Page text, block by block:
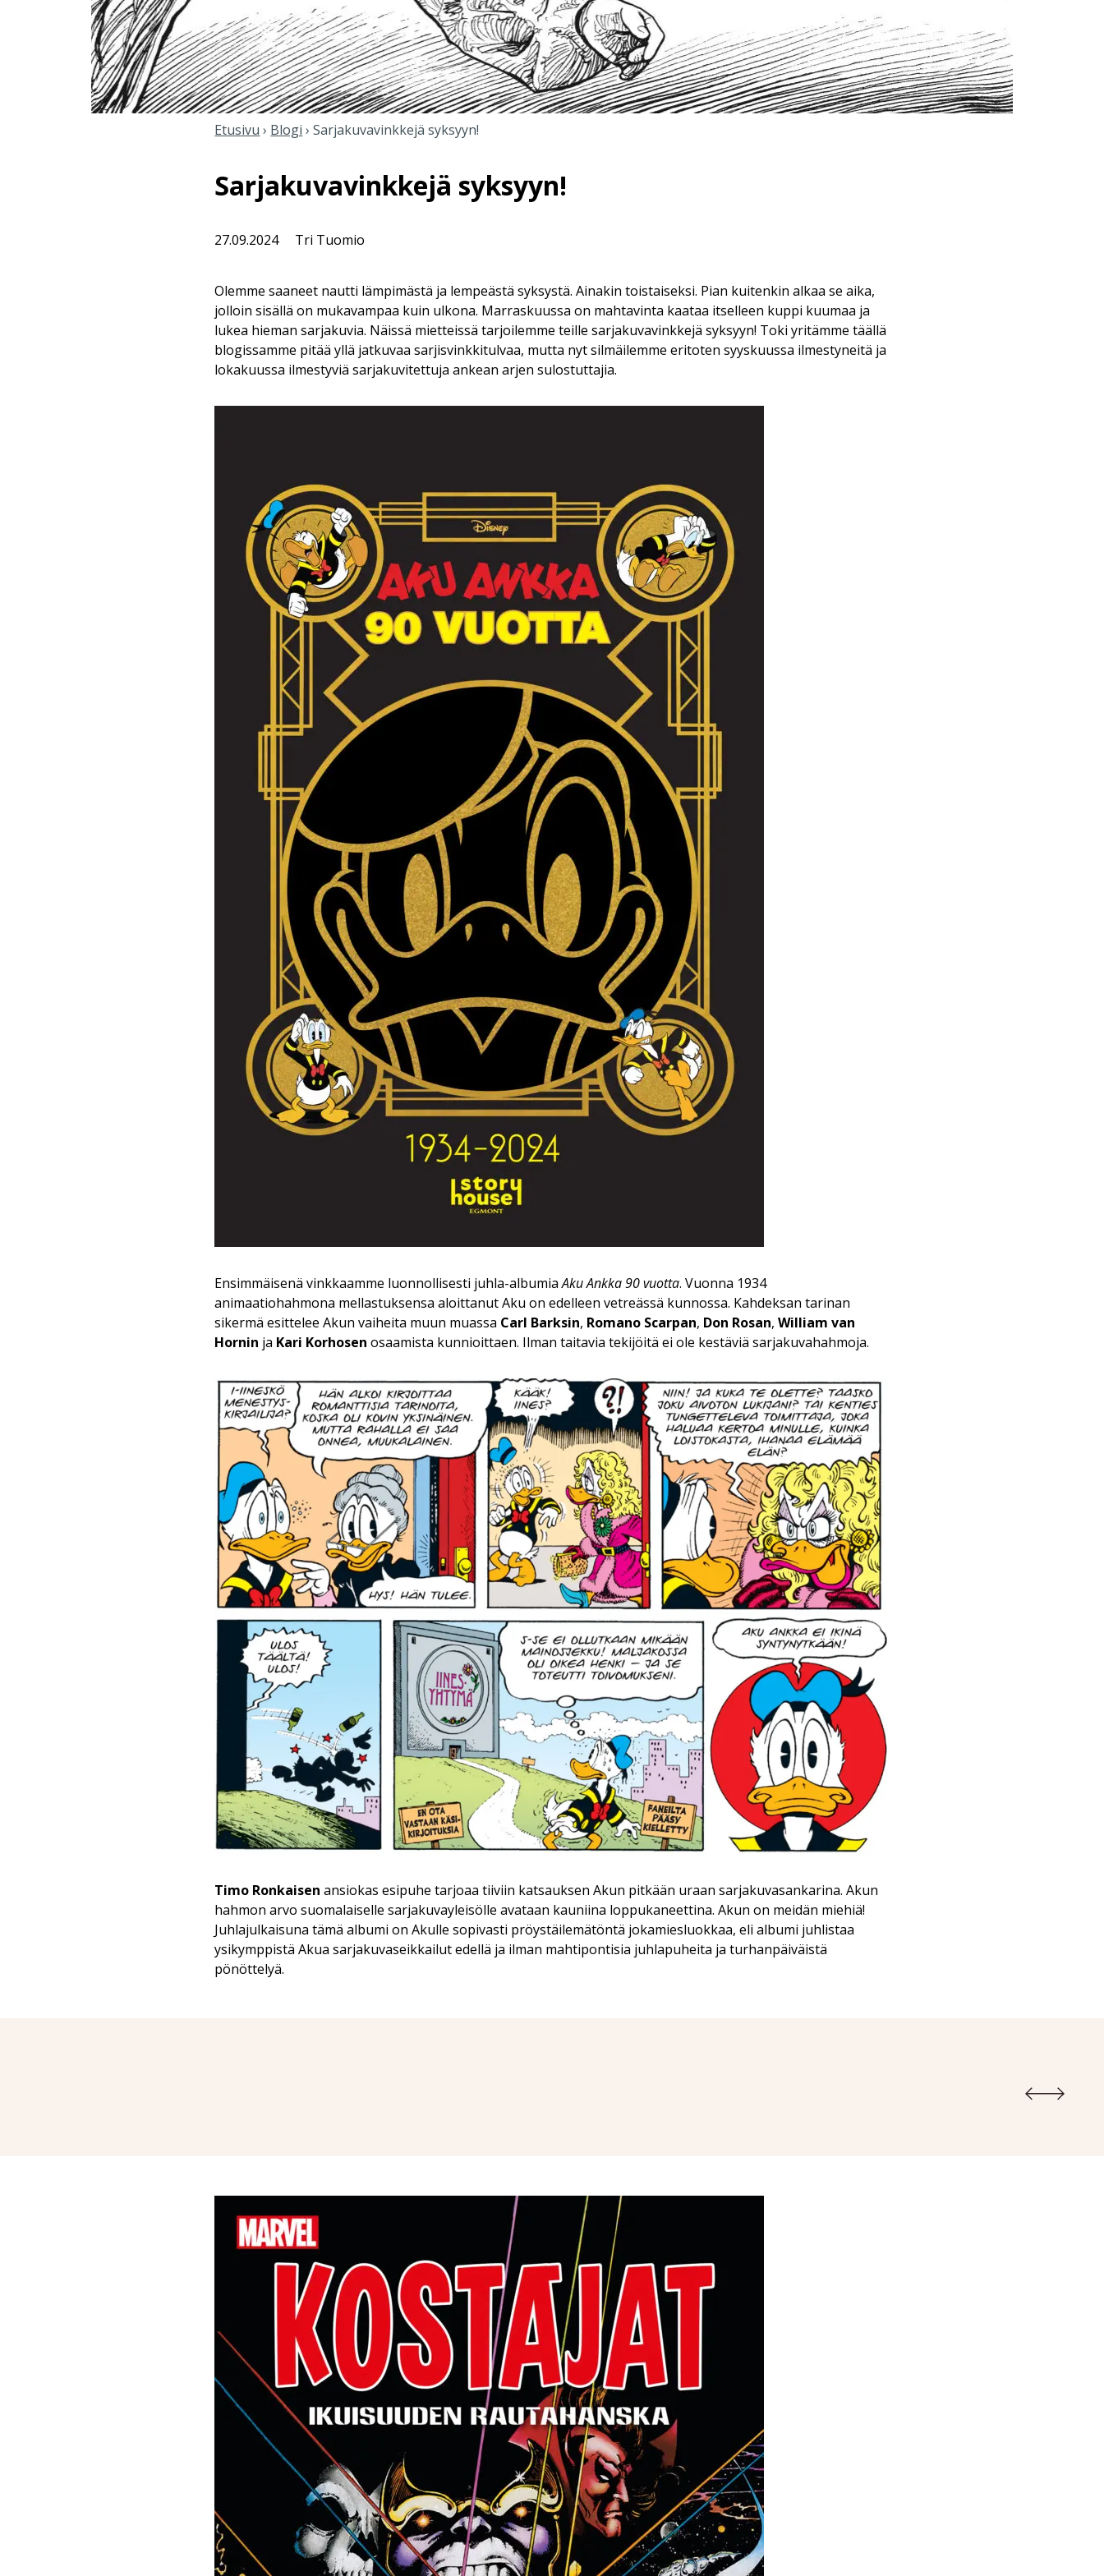
Etusivu › Blogi ›Sarjakuvavinkkejä syksyyn!
Sarjakuvavinkkejä syksyyn!
27.09.2024 Tri Tuomio
Olemme saaneet nautti lämpimästä ja lempeästä syksystä. Ainakin toistaiseksi. Pian kuitenkin alkaa se aika,
jolloin sisällä on mukavampaa kuin ulkona. Marraskuussa on mahtavinta kaataa itselleen kuppi kuumaa ja
lukea hieman sarjakuvia. Näissä mietteissä tarjoilemme teille sarjakuvavinkkejä syksyyn! Toki yritämme täällä
blogissamme pitää yllä jatkuvaa sarjisvinkkitulvaa, mutta nyt silmäilemme eritoten syyskuussa ilmestyneitä ja
lokakuussa ilmestyviä sarjakuvitettuja ankean arjen sulostuttajia.
Ensimmäisenä vinkkaamme luonnollisesti juhla-albumiaAku Ankka 90 vuotta. Vuonna 1934
animaatiohahmona mellastuksensa aloittanut Aku on edelleen vetreässä kunnossa. Kahdeksan tarinan
sikermä esittelee Akun vaiheita muun muassa Carl Barksin, Romano Scarpan, Don Rosan,William van
Hornin ja Kari Korhosen osaamista kunnioittaen. Ilman taitavia tekijöitä ei ole kestäviä sarjakuvahahmoja.
Timo Ronkaisen ansiokas esipuhe tarjoaa tiiviin katsauksen Akun pitkään uraan sarjakuvasankarina. Akun
hahmon arvo suomalaiselle sarjakuvayleisölle avataan kauniina loppukaneettina. Akun on meidän miehiä!
Juhlajulkaisuna tämä albumi on Akulle sopivasti pröystäilemätöntä jokamiesluokkaa, eli albumi juhlistaa
ysikymppistä Akua sarjakuvaseikkailut edellä ja ilman mahtipontisia juhlapuheita ja turhanpäiväistä
pönöttelyä.